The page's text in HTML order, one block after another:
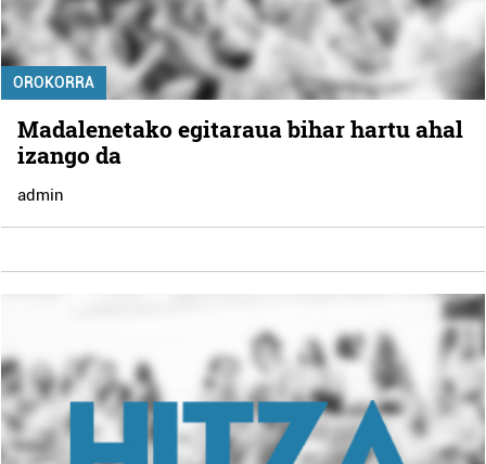
OROKORRA
Madalenetako egitaraua bihar hartu ahal
izango da
admin